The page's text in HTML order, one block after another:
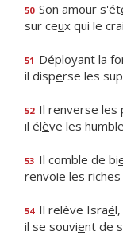
50 Son amour s'ét
sur ceux qui le
51 Déployant la fo
il disperse les
52 Il renverse les
il élève les
53 Il comble de bi
renvoie les ri
54 Il relève Israë
il se souvient de